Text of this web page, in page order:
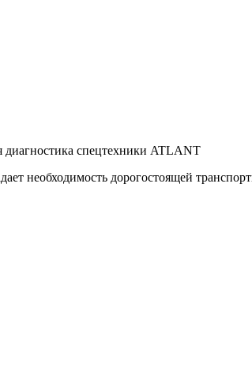
необходимость дорогостоящей